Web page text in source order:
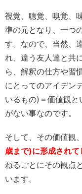
視覚、聴覚、嗅覚、
準の元となり、一つ
す。なので、当然、
れ、違う友人達と共
ら、解釈の仕方や習
にとってのアイデン
いるもの)＝価値観
がない事なのです。
そして、その価値観
歳まで)に形成されて
ねるごとにその観点
います。